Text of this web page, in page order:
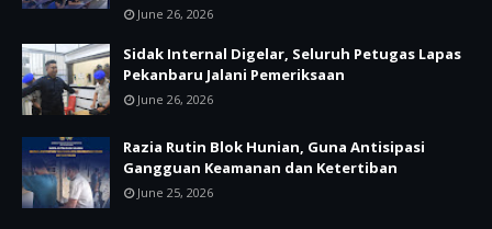
June 26, 2026
Sidak Internal Digelar, Seluruh Petugas Lapas
Pekanbaru Jalani Pemeriksaan
June 26, 2026
Razia Rutin Blok Hunian, Guna Antisipasi
Gangguan Keamanan dan Ketertiban
June 25, 2026